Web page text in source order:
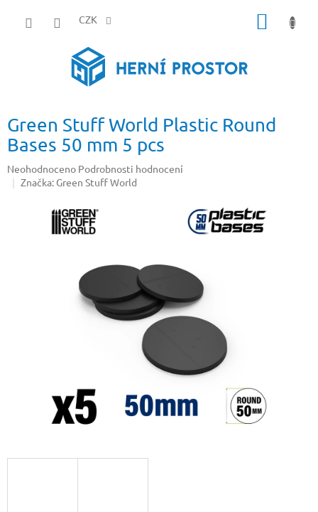
CZK
Green Stuff World Plastic Round
Bases 50 mm 5 pcs
Průměrné
hodnocení
Neohodnoceno Podrobnosti hodnocení
Značka: Green Stuff World